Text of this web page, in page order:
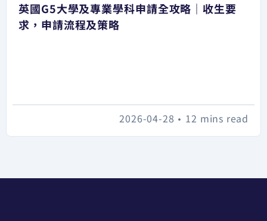
英國G5大學及專業學科申請全攻略｜收生要
求，申請流程及策略
12 mins read
•
2026-04-28